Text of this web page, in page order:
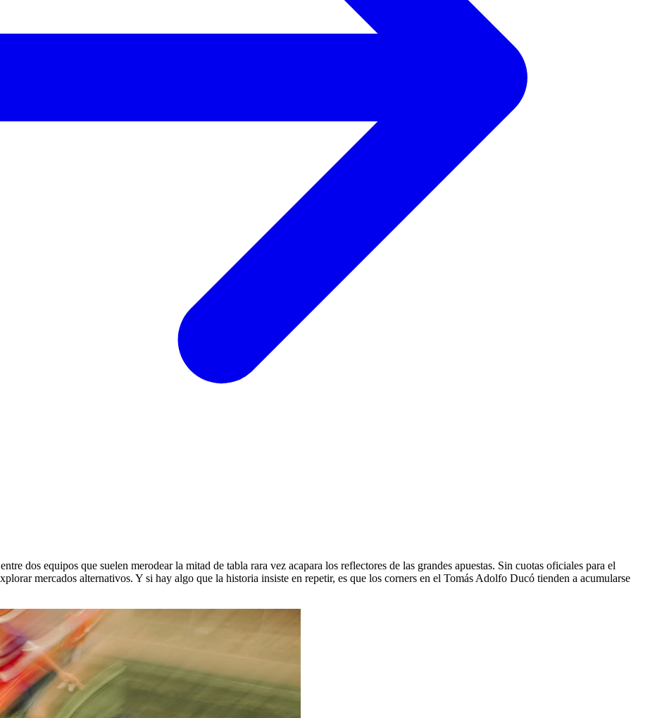
dos equipos que suelen merodear la mitad de tabla rara vez acapara los reflectores de las grandes apuestas. Sin cuotas oficiales para el
mercados alternativos. Y si hay algo que la historia insiste en repetir, es que los corners en el Tomás Adolfo Ducó tienden a acumularse